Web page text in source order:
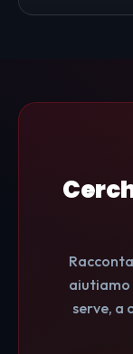
aiutiamo
serve, a